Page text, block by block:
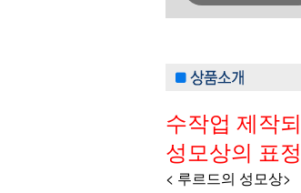
수작업 제작
성모상의 표
< 루르드의 성모상>